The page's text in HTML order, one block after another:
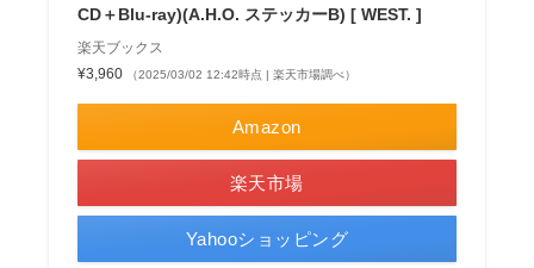
CD＋Blu-ray)(A.H.O. ステッカーB) [ WEST. ]
楽天ブックス
¥3,960
（2025/03/02 12:42時点 | 楽天市場調べ）
Amazon
楽天市場
Yahooショッピング